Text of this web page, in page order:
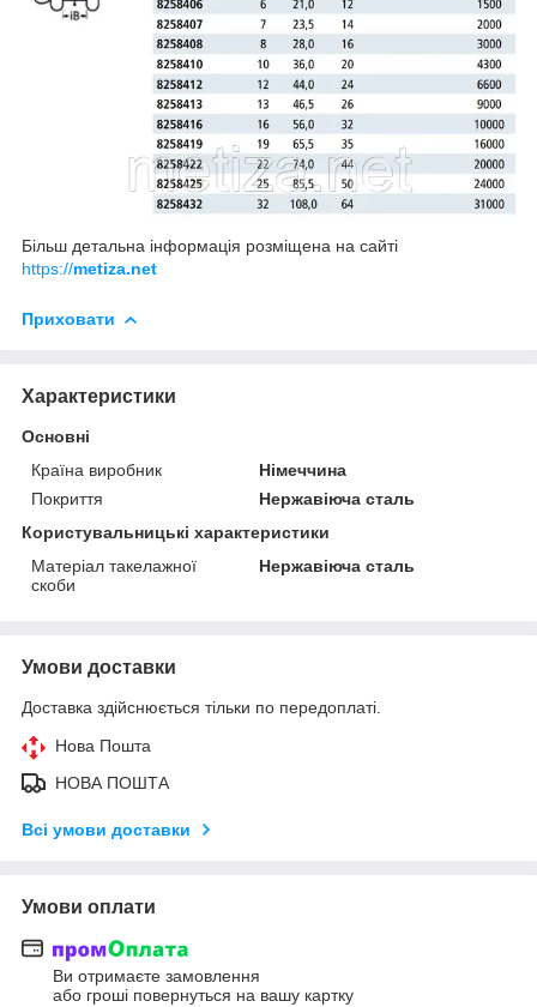
Більш детальна інформація розміщена на сайті
https://metiza.net
Приховати
Характеристики
Основні
Країна виробник
Німеччина
Покриття
Нержавіюча сталь
Користувальницькі характеристики
Матеріал такелажної
скоби
Нержавіюча сталь
Умови доставки
Доставка здійснюється тільки по передоплаті.
Нова Пошта
НОВА ПОШТА
Всі умови доставки
Умови оплати
Ви отримаєте замовлення
або гроші повернуться на вашу картку